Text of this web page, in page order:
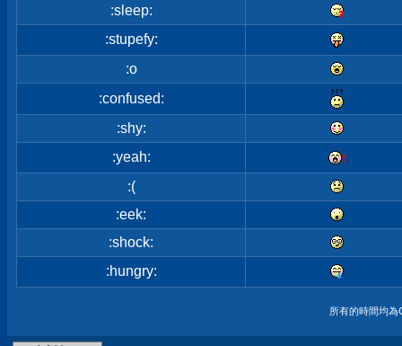
:sleep:
:stupefy:
:o
:confused:
:shy:
:yeah:
:(
:eek:
:shock:
:hungry:
所有的時間均為